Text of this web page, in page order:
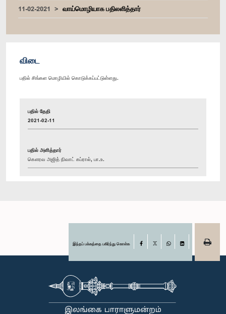
11-02-2021
வாய்மொழியாக பதிலளித்தார்
விடை
பதில் சிங்கள மொழியில் கொடுக்கப்பட்டுள்ளது.
பதில் தேதி
2021-02-11
பதில் அளித்தார்
கௌரவ அஜித் நிவாட் கப்ரால், பா.உ.
இந்தப் பக்கத்தை பகிர்ந்து கொள்க Facebook